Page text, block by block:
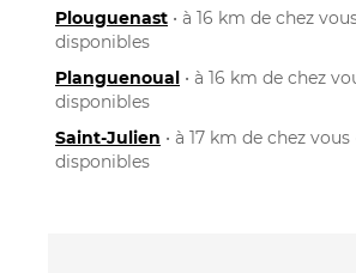
Plouguenast • à 16 km de chez
disponibles
Planguenoual • à 16 km de chez
disponibles
Saint-Julien • à 17 km de chez
disponibles